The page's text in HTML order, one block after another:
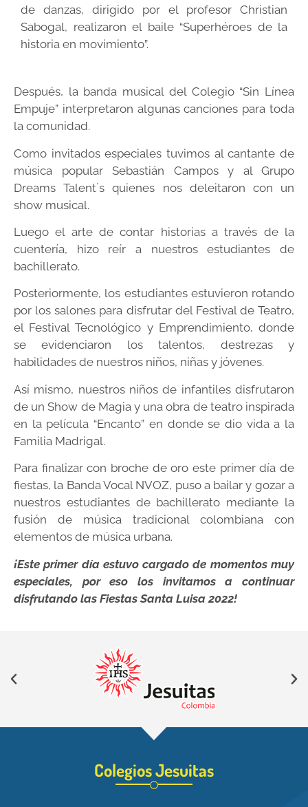
de danzas, dirigido por el profesor Christian
Sabogal, realizaron el baile “Superhéroes de la
historia en movimiento”.
Después, la banda musical del Colegio “Sin Línea
Empuje” interpretaron algunas canciones para toda
la comunidad.
Como invitados especiales tuvimos al cantante de
música popular Sebastián Campos y al Grupo
Dreams Talent´s quienes nos deleitaron con un
show musical.
Luego el arte de contar historias a través de la
cuentería, hizo reír a nuestros estudiantes de
bachillerato.
Posteriormente, los estudiantes estuvieron rotando
por los salones para disfrutar del Festival de Teatro,
el Festival Tecnológico y Emprendimiento, donde
se evidenciaron los talentos, destrezas y
habilidades de nuestros niños, niñas y jóvenes.
Así mismo, nuestros niños de infantiles disfrutaron
de un Show de Magia y una obra de teatro inspirada
en la película “Encanto” en donde se dio vida a la
Familia Madrigal.
Para finalizar con broche de oro este primer día de
fiestas, la Banda Vocal NVOZ, puso a bailar y gozar a
nuestros estudiantes de bachillerato mediante la
fusión de música tradicional colombiana con
elementos de música urbana.
¡Este primer día estuvo cargado de momentos muy
especiales, por eso los invitamos a continuar
disfrutando las Fiestas Santa Luisa 2022!
Colegios Jesuitas